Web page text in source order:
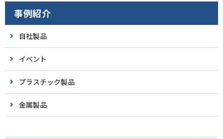
事例紹介
自社製品
イベント
プラスチック製品
金属製品